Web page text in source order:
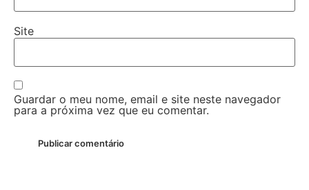
Site
Guardar o meu nome, email e site neste navegador
para a próxima vez que eu comentar.